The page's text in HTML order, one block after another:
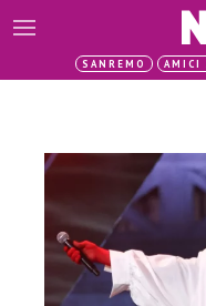
SANREMO AMICI